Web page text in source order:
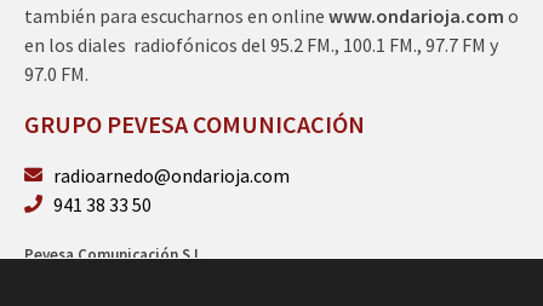
también para escucharnos en online www.ondarioja.com o
en los diales radiofónicos del 95.2 FM., 100.1 FM., 97.7 FM y
97.0 FM.
GRUPO PEVESA COMUNICACIÓN
radioarnedo@ondarioja.com
941 38 33 50
Pevesa Comunicación S.L.